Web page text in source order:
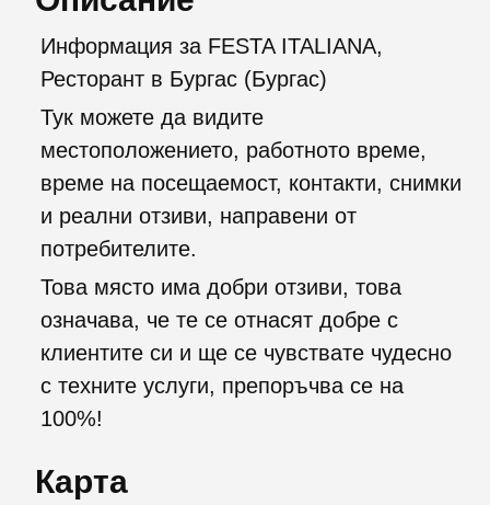
Информация за FESTA ITALIANA,
Ресторант в Бургас (Бургас)
Тук можете да видите
местоположението, работното време,
време на посещаемост, контакти, снимки
и реални отзиви, направени от
потребителите.
Това място има добри отзиви, това
означава, че те се отнасят добре с
клиентите си и ще се чувствате чудесно
с техните услуги, препоръчва се на
100%!
Карта